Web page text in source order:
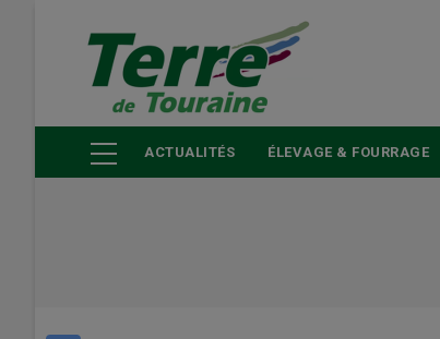
principal
ACTUALITÉS ÉLEVAGE & FOURRAGE